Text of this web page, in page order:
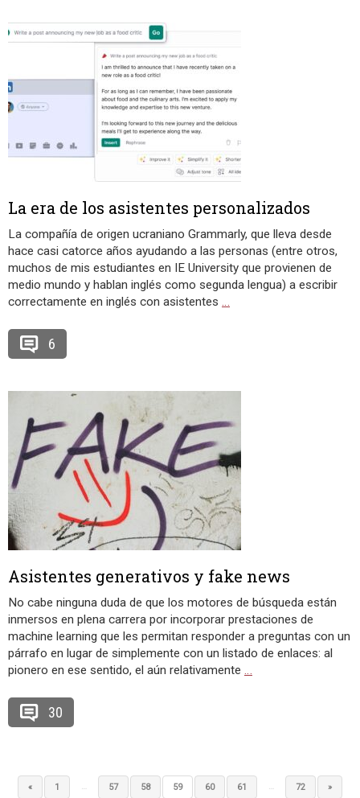
La era de los asistentes personalizados
La compañía de origen ucraniano Grammarly, que lleva desde
hace casi catorce años ayudando a las personas (entre otros,
muchos de mis estudiantes en IE University que provienen de
medio mundo y hablan inglés como segunda lengua) a escribir
correctamente en inglés con asistentes …
6
Asistentes generativos y fake news
No cabe ninguna duda de que los motores de búsqueda están
inmersos en plena carrera por incorporar prestaciones de
machine learning que les permitan responder a preguntas con un
párrafo en lugar de simplemente con un listado de enlaces: al
pionero en ese sentido, el aún relativamente …
30
« 1 … 57 58 59 60 61 … 72 »